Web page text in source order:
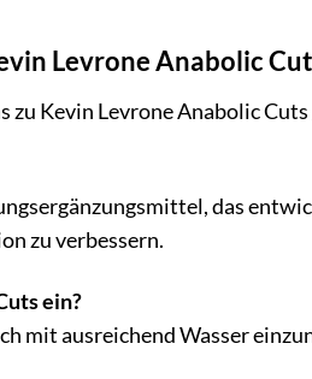
Levrone Anabolic
zu Kevin Levrone Anabolic
das
zu verbessern.
ein?
mit ausreichend Wasser